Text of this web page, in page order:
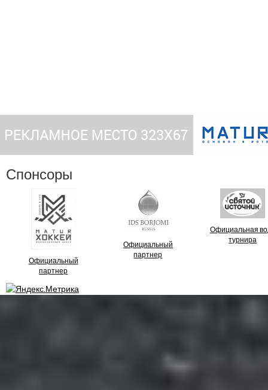
Спонсоры
Официальный
партнер
Официальный
партнер
Официальная
турнира